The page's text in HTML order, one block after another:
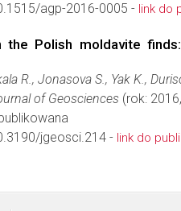
agp-2016-0005 - link do
the Polish moldavite
R., Jonasova S., Yak K.,
of Geosciences (rok:
jgeosci.214 - link do